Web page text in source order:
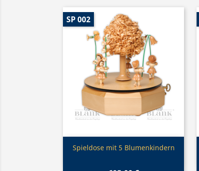
Vorschau
Spieldose mit 5 Blumenkindern
SP 002